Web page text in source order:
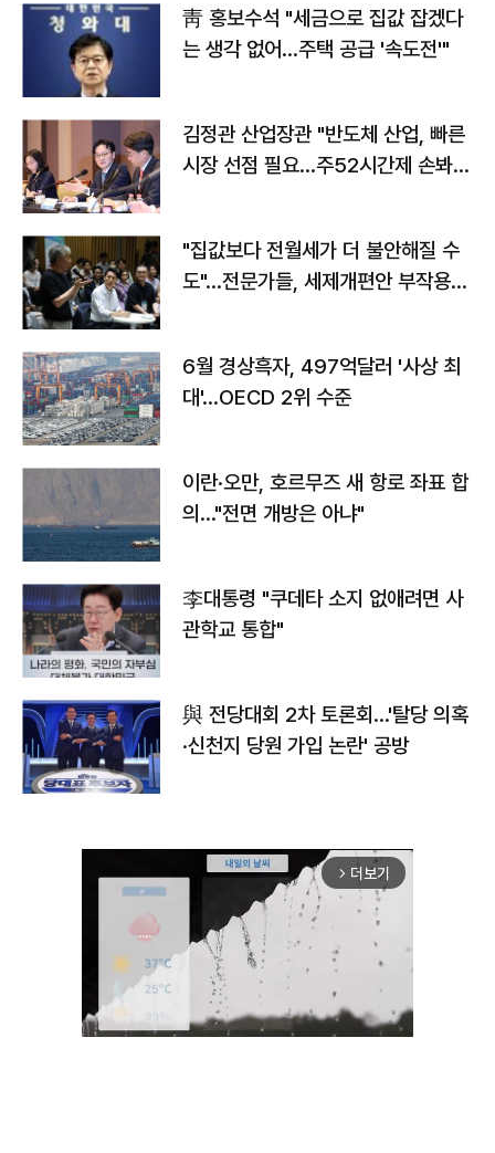
靑 홍보수석 "세금으로 집값 잡겠다
는 생각 없어…주택 공급 '속도전'"
김정관 산업장관 "반도체 산업, 빠른
시장 선점 필요…주52시간제 손봐
"집값보다 전월세가 더 불안해질 수
도"…전문가들, 세제개편안 부작용
6월 경상흑자, 497억달러 '사상 최
대'…OECD 2위 수준
이란·오만, 호르무즈 새 항로 좌표 합
의…"전면 개방은 아냐"
李대통령 "쿠데타 소지 없애려면 사
관학교 통합"
與 전당대회 2차 토론회…'탈당 의혹
·신천지 당원 가입 논란' 공방
arrow_forward_ios 더보기